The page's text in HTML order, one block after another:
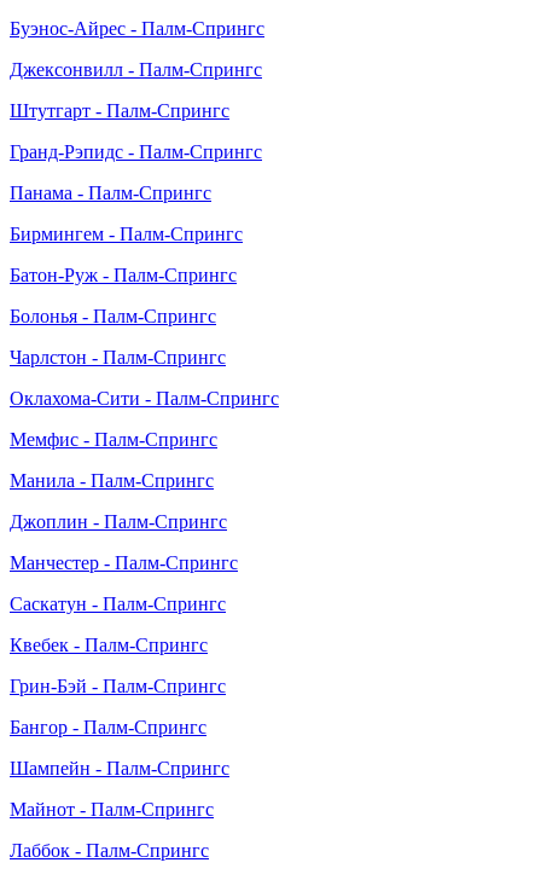
Буэнос-Айрес - Палм-Спрингс
Джексонвилл - Палм-Спрингс
Штутгарт - Палм-Спрингс
Гранд-Рэпидс - Палм-Спрингс
Панама - Палм-Спрингс
Бирмингем - Палм-Спрингс
Батон-Руж - Палм-Спрингс
Болонья - Палм-Спрингс
Чарлстон - Палм-Спрингс
Оклахома-Сити - Палм-Спрингс
Мемфис - Палм-Спрингс
Манила - Палм-Спрингс
Джоплин - Палм-Спрингс
Манчестер - Палм-Спрингс
Саскатун - Палм-Спрингс
Квебек - Палм-Спрингс
Грин-Бэй - Палм-Спрингс
Бангор - Палм-Спрингс
Шампейн - Палм-Спрингс
Майнот - Палм-Спрингс
Лаббок - Палм-Спрингс